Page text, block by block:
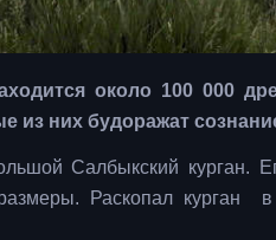
около 100 000
из них будоражат
Салбыкский курган.
Раскопал курган в